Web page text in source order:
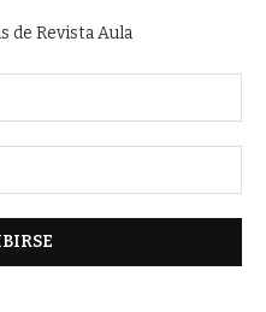
de Revista Aula